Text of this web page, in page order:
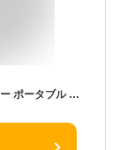
Toffy 小型 冷風機 卓上 クーラー パーソナルクーラー ポータブル 扇風機 ミニ ペット用 子供用 暑さ対策 熱中症対策 省エネ 涼しい おしゃれ スポットクーラー 家電 軽量 寝室 リビング テレワーク オフィス 一人暮らし ギフト プレゼント トフィー